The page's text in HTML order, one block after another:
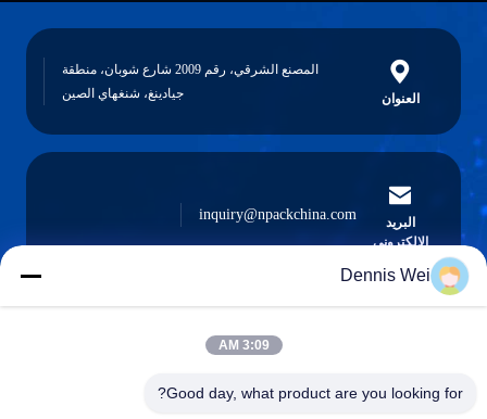
العنوان
المصنع الشرقي، رقم 2009 شارع شوبان، منطقة
جيادينغ، شنغهاي الصين
البريد
الإلكتروني
inquiry@npackchina.com
0086-21-66035560
Dennis Wei
3:09 AM
Good day, what product are you looking for?